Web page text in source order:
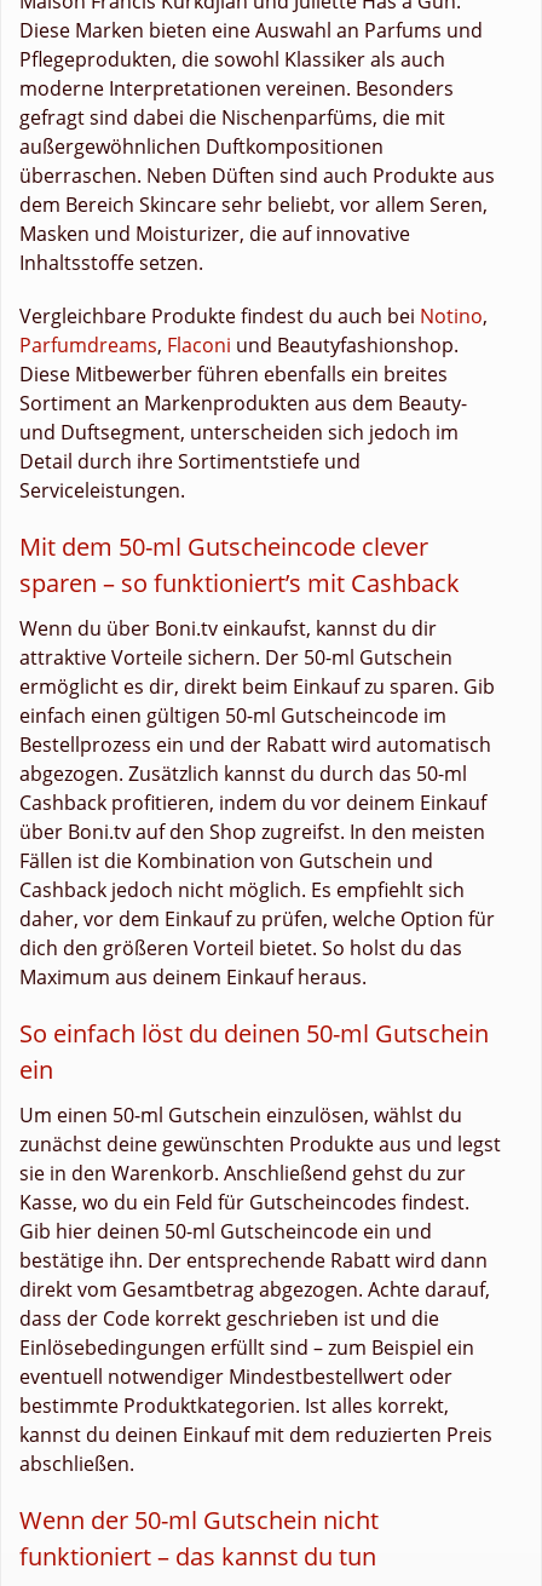
Diese Marken bieten eine Auswahl an Parfums und
Pflegeprodukten, die sowohl Klassiker als auch
moderne Interpretationen vereinen. Besonders
gefragt sind dabei die Nischenparfüms, die mit
außergewöhnlichen Duftkompositionen
überraschen. Neben Düften sind auch Produkte aus
dem Bereich Skincare sehr beliebt, vor allem Seren,
Masken und Moisturizer, die auf innovative
Inhaltsstoffe setzen.
Vergleichbare Produkte findest du auch bei Notino,
Parfumdreams, Flaconi und Beautyfashionshop.
Diese Mitbewerber führen ebenfalls ein breites
Sortiment an Markenprodukten aus dem Beauty-
und Duftsegment, unterscheiden sich jedoch im
Detail durch ihre Sortimentstiefe und
Serviceleistungen.
Mit dem 50-ml Gutscheincode clever
sparen – so funktioniert’s mit Cashback
Wenn du über Boni.tv einkaufst, kannst du dir
attraktive Vorteile sichern. Der 50-ml Gutschein
ermöglicht es dir, direkt beim Einkauf zu sparen. Gib
einfach einen gültigen 50-ml Gutscheincode im
Bestellprozess ein und der Rabatt wird automatisch
abgezogen. Zusätzlich kannst du durch das 50-ml
Cashback profitieren, indem du vor deinem Einkauf
über Boni.tv auf den Shop zugreifst. In den meisten
Fällen ist die Kombination von Gutschein und
Cashback jedoch nicht möglich. Es empfiehlt sich
daher, vor dem Einkauf zu prüfen, welche Option für
dich den größeren Vorteil bietet. So holst du das
Maximum aus deinem Einkauf heraus.
So einfach löst du deinen 50-ml Gutschein
ein
Um einen 50-ml Gutschein einzulösen, wählst du
zunächst deine gewünschten Produkte aus und legst
sie in den Warenkorb. Anschließend gehst du zur
Kasse, wo du ein Feld für Gutscheincodes findest.
Gib hier deinen 50-ml Gutscheincode ein und
bestätige ihn. Der entsprechende Rabatt wird dann
direkt vom Gesamtbetrag abgezogen. Achte darauf,
dass der Code korrekt geschrieben ist und die
Einlösebedingungen erfüllt sind – zum Beispiel ein
eventuell notwendiger Mindestbestellwert oder
bestimmte Produktkategorien. Ist alles korrekt,
kannst du deinen Einkauf mit dem reduzierten Preis
abschließen.
Wenn der 50-ml Gutschein nicht
funktioniert – das kannst du tun